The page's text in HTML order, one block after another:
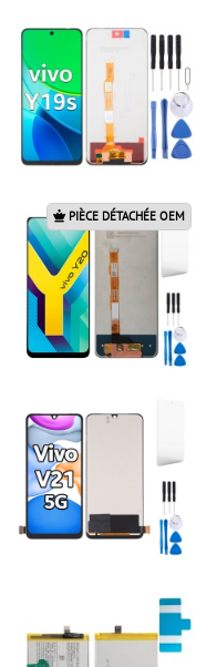
PIÈCE DÉTACHÉE OEM